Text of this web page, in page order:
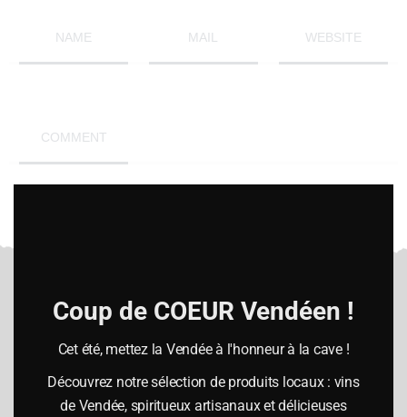
NAME MAIL WEBSITE
COMMENT
Heures d’ouverture
Lundi :
10h-12h30 / 14h00-19h00
Coup de COEUR Vendéen !
Cet été, mettez la Vendée à l'honneur à la cave !
Découvrez notre sélection de produits locaux : vins
de Vendée, spiritueux artisanaux et délicieuses